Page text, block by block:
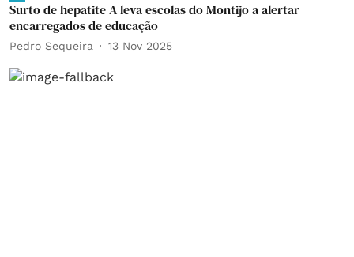
Surto de hepatite A leva escolas do Montijo a alertar
encarregados de educação
Pedro Sequeira 13 Nov 2025